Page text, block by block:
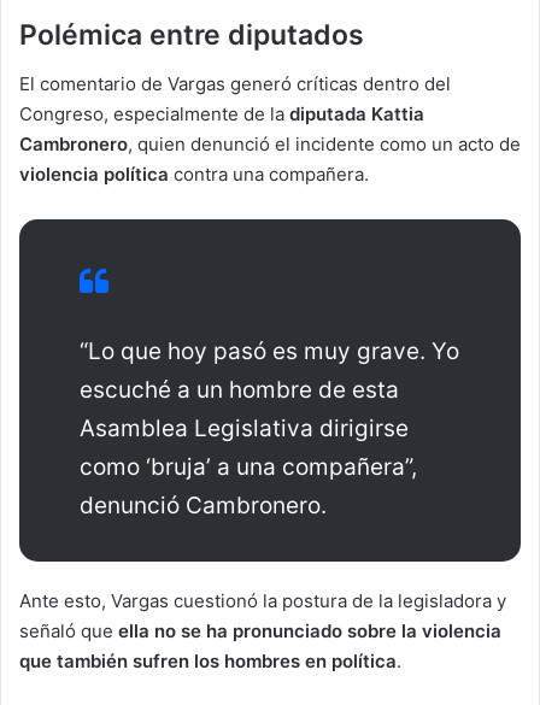
Polémica entre diputados
El comentario de Vargas generó críticas dentro del
Congreso, especialmente de la diputada Kattia
Cambronero, quien denunció el incidente como un acto de
violencia política contra una compañera.
“Lo que hoy pasó es muy grave. Yo
escuché a un hombre de esta
Asamblea Legislativa dirigirse
como ‘bruja’ a una compañera”,
denunció Cambronero.
Ante esto, Vargas cuestionó la postura de la legisladora y
señaló que ella no se ha pronunciado sobre la violencia
que también sufren los hombres en política.